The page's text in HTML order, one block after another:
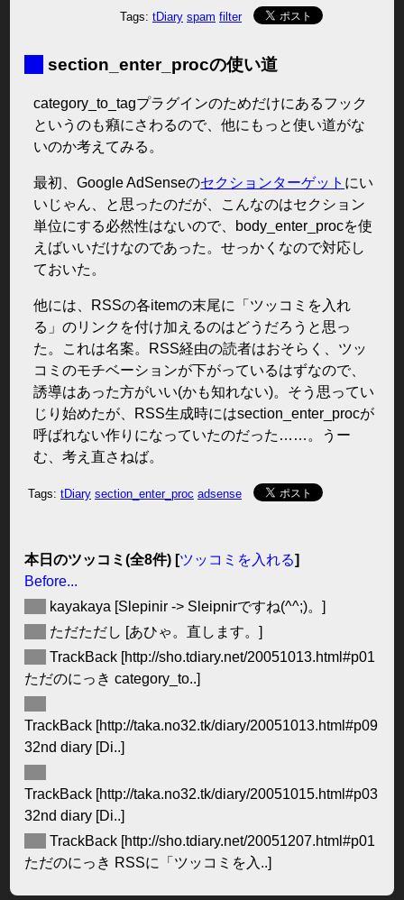
Tags: tDiary spam filter
section_enter_procの使い道
category_to_tagプラグインのためだけにあるフック
というのも癪にさわるので、他にもっと使い道がな
いのか考えてみる。
最初、Google AdSenseのセクションターゲット にい
いじゃん、と思ったのだが、こんなのはセクション
単位にする必然性はないので、body_enter_procを使
えばいいだけなのであった。せっかくなので対応し
ておいた。
他には、RSSの各itemの末尾に「ツッコミを入れ
る」のリンクを付け加えるのはどうだろうと思っ
た。これは名案。RSS経由の読者はおそらく、ツッ
コミのモチベーションが下がっているはずなので、
誘導はあった方がいい(かも知れない)。そう思ってい
じり始めたが、RSS生成時にはsection_enter_procが
呼ばれない作りになっていたのだった……。うー
む、考え直さねば。
Tags: tDiary section_enter_proc adsense
本日のツッコミ(全8件) [ツッコミを入れる]
Before...
kayakaya [Slepinir -> Sleipnirですね(^^;)。]
ただただし [あひゃ。直します。]
TrackBack [http://sho.tdiary.net/20051013.html#p01
ただのにっき category_to..]
TrackBack [http://taka.no32.tk/diary/20051013.html#p09
32nd diary [Di..]
TrackBack [http://taka.no32.tk/diary/20051015.html#p03
32nd diary [Di..]
TrackBack [http://sho.tdiary.net/20051207.html#p01
ただのにっき RSSに「ツッコミを入..]